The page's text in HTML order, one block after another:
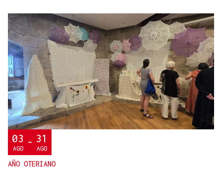
QUEN CHO DIXO
¿Sabe usted que la reina Letizia hizo un guiño a
Ourense en la final del Mundial?
03
AGO - 31
AGO
AÑO OTERIANO